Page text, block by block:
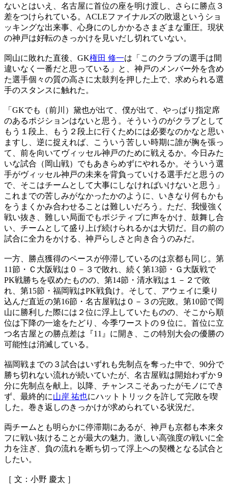
ないとはいえ、名古屋に首位の座を明け渡し、さらに勝点３
差をつけられている。ACLEファイナルズの敗退というショ
ッキングな出来事、心身にのしかかるさまざまな重圧。現状
の神戸は好転のきっかけを見いだし切れていない。
岡山に敗れた直後、GK権田 修一は「このクラブの選手は間
違いなく一番だと思っている」と、神戸のメンバー外を含め
た選手個々の質の高さに太鼓判を押した上で、求められる選
手のスタンスに触れた。
「GKでも（前川）黛也が出て、僕が出て、やっぱり指定席
のあるポジションはないと思う。そういうのがクラブとして
もう１段上、もう２段上に行くためには必要なのかなと思い
ますし、逆に捉えれば、こういう苦しい時期に誰が胸を張っ
て、前を向いてヴィッセル神戸のために戦えるか。今日みた
いな試合（岡山戦）でもあきらめずにやれるか。そういう選
手がヴィッセル神戸の未来を背負っていける選手だと思うの
で、そこはチームとして大事にしなければいけないと思う」
これまでの苦しみがなかったかのように、いきなり何もかも
をうまくかみ合わせることは難しいだろう。ただ、我慢強く
戦い抜き、難しい局面でもポジティブに声をかけ、鼓舞し合
い、チームとして盛り上げ続けられるかは大切だ。目の前の
試合に全力をかける、神戸らしさと向き合うのみだ。
一方、勝点獲得のペースが停滞しているのは京都も同じ。第
11節・Ｃ大阪戦は０－３で敗れ、続く第13節・Ｇ大阪戦で
PK戦勝ちを収めたものの、第14節・清水戦は１－２で敗
れ、第15節・福岡戦はPK戦負け。そして、アウェイに乗り
込んだ直近の第16節・名古屋戦は０－３の完敗。第10節で岡
山に勝利した際には２位に浮上していたものの、そこから順
位は下降の一途をたどり、今季ワーストの９位に。首位に立
つ名古屋との勝点差は『11』に開き、この特別大会の優勝の
可能性は消滅している。
福岡戦までの３試合はいずれも先制点を奪った中で、90分で
勝ち切れない流れが続いていたが、名古屋戦は開始わずか９
分に先制点を献上。以降、チャンスこそあったがモノにでき
ず、最終的に山岸 祐也にハットトリックを許して完敗を喫
した。巻き返しのきっかけが求められている状況だ。
両チームとも明らかに停滞期にあるが、神戸も京都も本来タ
フに戦い抜けることが最大の魅力。激しい高強度の戦いに全
力を注ぎ、負の流れを断ち切って浮上への契機となる試合と
したい。
［ 文：小野 慶太 ］